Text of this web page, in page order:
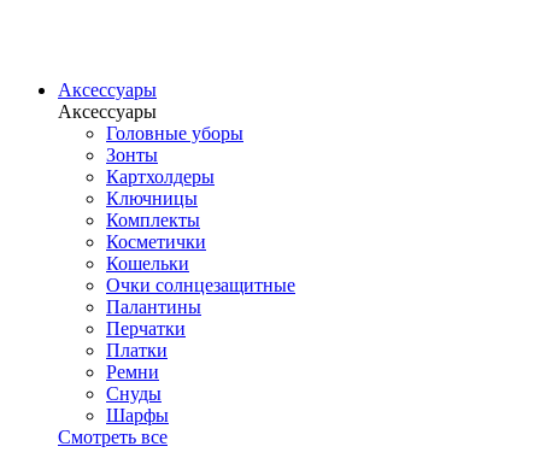
Аксессуары
Аксессуары
Головные уборы
Зонты
Картхолдеры
Ключницы
Комплекты
Косметички
Кошельки
Очки солнцезащитные
Палантины
Перчатки
Платки
Ремни
Снуды
Шарфы
Смотреть все